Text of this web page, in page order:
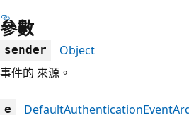
參數
sender
Object
事件的 來源。
e